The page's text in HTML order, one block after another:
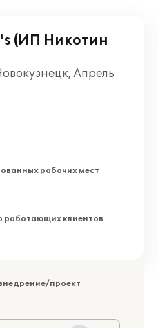
(ИП Никотин
Апрель
рабочих мест
работающих клиентов
проект